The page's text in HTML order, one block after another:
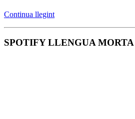
Continua llegint
SPOTIFY LLENGUA MORTA